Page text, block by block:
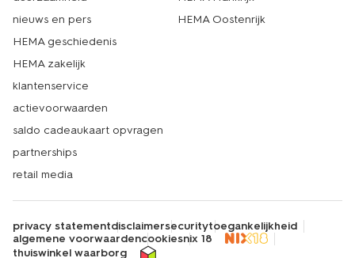
nieuws en pers
HEMA geschiedenis
HEMA zakelijk
klantenservice
actievoorwaarden
saldo cadeaukaart opvragen
partnerships
retail media
HEMA Oostenrijk
privacy statementdisclaimersecuritytoegankelijkheid
algemene voorwaardencookiesnix 18
thuiswinkel waarborg